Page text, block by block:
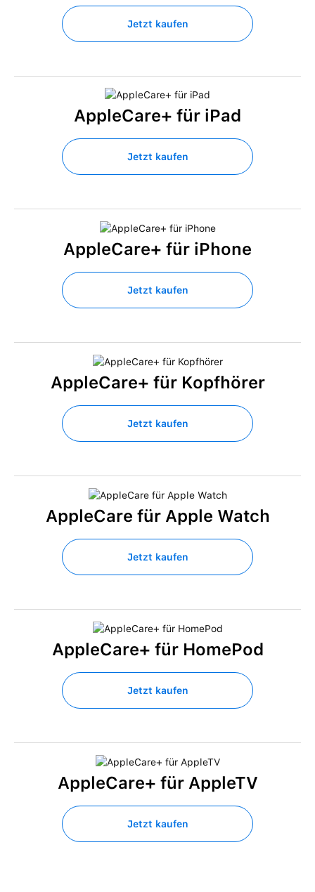
Jetzt kaufen
AppleCare+ für iPad
Jetzt kaufen
AppleCare+ für iPhone
Jetzt kaufen
AppleCare+ für Kopfhörer
Jetzt kaufen
AppleCare für Apple Watch
Jetzt kaufen
AppleCare+ für HomePod
Jetzt kaufen
AppleCare+ für AppleTV
Jetzt kaufen